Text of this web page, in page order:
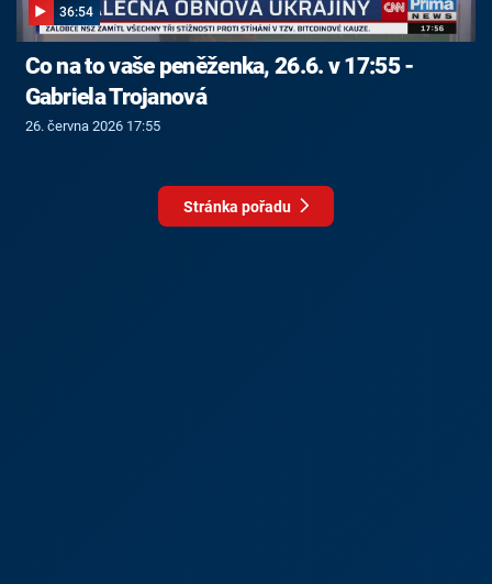
36:54
Co na to vaše peněženka, 26.6. v 17:55 -
Gabriela Trojanová
26. června 2026 17:55
Stránka pořadu